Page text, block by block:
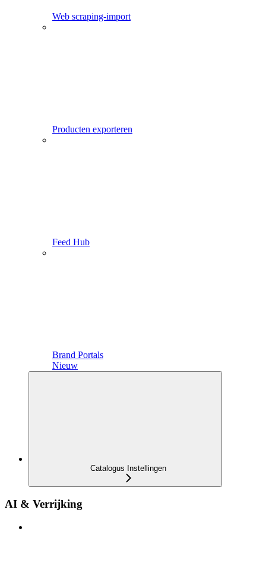
Web scraping-import
Producten exporteren
Feed Hub
Brand Portals
Nieuw
Catalogus Instellingen
AI & Verrijking